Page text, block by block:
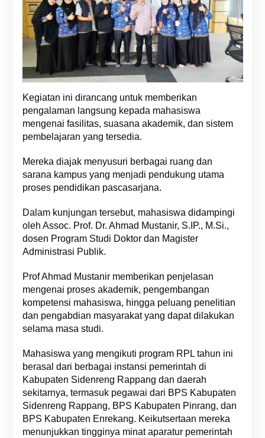
Kegiatan ini dirancang untuk memberikan
pengalaman langsung kepada mahasiswa
mengenai fasilitas, suasana akademik, dan sistem
pembelajaran yang tersedia.
Mereka diajak menyusuri berbagai ruang dan
sarana kampus yang menjadi pendukung utama
proses pendidikan pascasarjana.
Dalam kunjungan tersebut, mahasiswa didampingi
oleh Assoc. Prof. Dr. Ahmad Mustanir, S.IP., M.Si.,
dosen Program Studi Doktor dan Magister
Administrasi Publik.
Prof Ahmad Mustanir memberikan penjelasan
mengenai proses akademik, pengembangan
kompetensi mahasiswa, hingga peluang penelitian
dan pengabdian masyarakat yang dapat dilakukan
selama masa studi.
Mahasiswa yang mengikuti program RPL tahun ini
berasal dari berbagai instansi pemerintah di
Kabupaten Sidenreng Rappang dan daerah
sekitarnya, termasuk pegawai dari BPS Kabupaten
Sidenreng Rappang, BPS Kabupaten Pinrang, dan
BPS Kabupaten Enrekang. Keikutsertaan mereka
menunjukkan tingginya minat aparatur pemerintah